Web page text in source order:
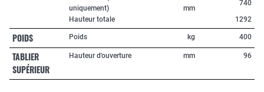
uniquement)
Hauteur totale
mm
740
1292
POIDS Poids kg 400
TABLIER
SUPÉRIEUR
Hauteur d'ouverture mm 96